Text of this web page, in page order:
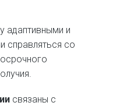
адаптивными и
справляться со
связаны с